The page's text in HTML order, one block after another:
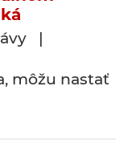
|
môžu nastať